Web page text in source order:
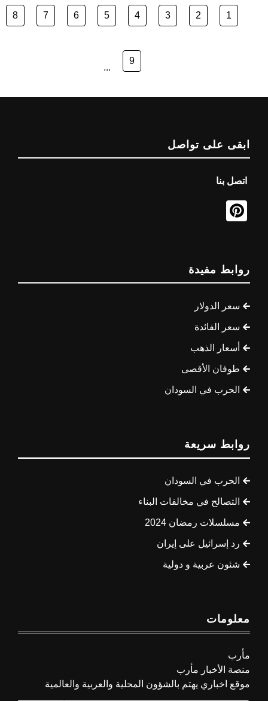
1
2
3
4
5
6
7
8
9
...
ابقى على تواصل
اتصل بنا
روابط مفيدة
سعر الدولار
سعر الفائدة
أسعار الذهب
طوفان الأقصى
الحرب في السودان
روابط سريعة
الحرب في السودان
التصالح في مخالفات البناء
مسلسلات رمضان 2024
رد إسرائيل على إيران
شئون عربية و دولية
معلومات
مأرب
منصة الأخبار مأرب
موقع اخباري يهتم بالشؤون المحلية والعربية والعالمية